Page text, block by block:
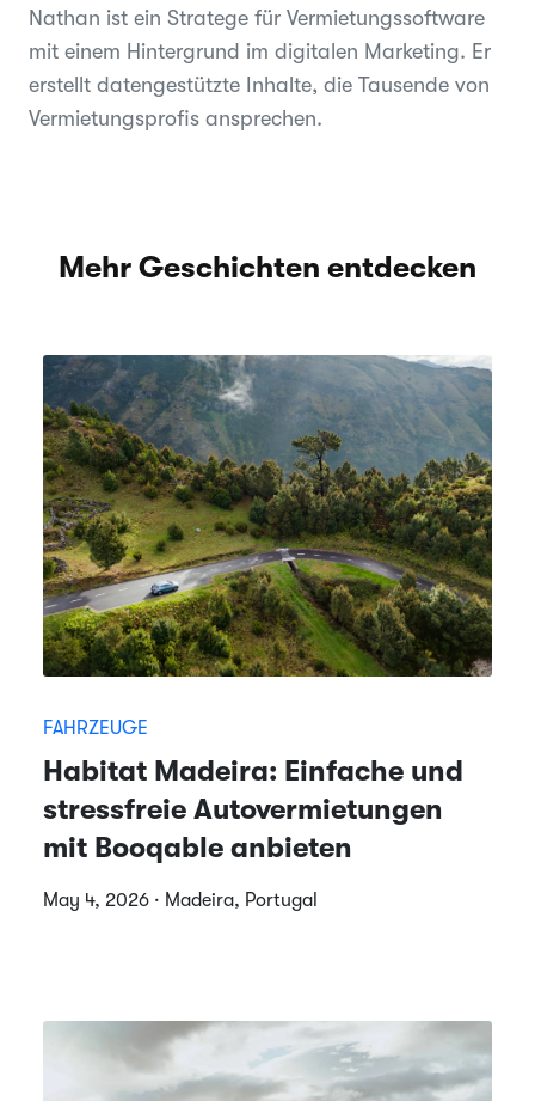
Nathan ist ein Stratege für Vermietungssoftware
mit einem Hintergrund im digitalen Marketing. Er
erstellt datengestützte Inhalte, die Tausende von
Vermietungsprofis ansprechen.
Mehr Geschichten entdecken
FAHRZEUGE
Habitat Madeira: Einfache und
stressfreie Autovermietungen
mit Booqable anbieten
May 4, 2026 · Madeira, Portugal